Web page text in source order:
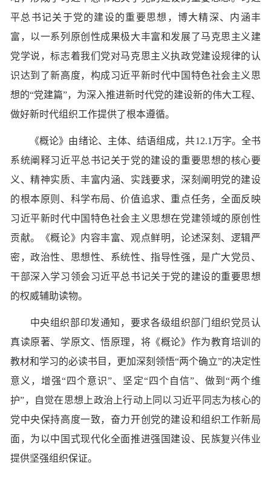
平总书记关于党的建设的重要思想，博大精深、内涵丰
富，以一系列原创性成果极大丰富和发展了马克思主义建
党学说，标志着我们党对马克思主义执政党建设规律的认
识达到了新高度，构成习近平新时代中国特色社会主义思
想的“党建篇”，为深入推进新时代党的建设新的伟大工程、
做好新时代组织工作提供了根本遵循。
《概论》由绪论、主体、结语组成，共12.1万字。全书
系统阐释习近平总书记关于党的建设的重要思想的核心要
义、精神实质、丰富内涵、实践要求，深刻阐明党的建设
的根本原则、科学布局、价值追求、重点任务，全面反映
习近平新时代中国特色社会主义思想在党建领域的原创性
贡献。《概论》内容丰富、观点鲜明，论述深刻、逻辑严
密，政治性、思想性、系统性、指导性强，是广大党员、
干部深入学习领会习近平总书记关于党的建设的重要思想
的权威辅助读物。
中央组织部印发通知，要求各级组织部门组织党员认
真读原著、学原文、悟原理，将《概论》作为教育培训的
教材和学习的必读书目，更加深刻领悟“两个确立”的决定性
意义，增强“四个意识”、坚定“四个自信”、做到“两个维
护”，自觉在思想上政治上行动上同以习近平同志为核心的
党中央保持高度一致，奋力开创党的建设和组织工作新局
面，为以中国式现代化全面推进强国建设、民族复兴伟业
提供坚强组织保证。